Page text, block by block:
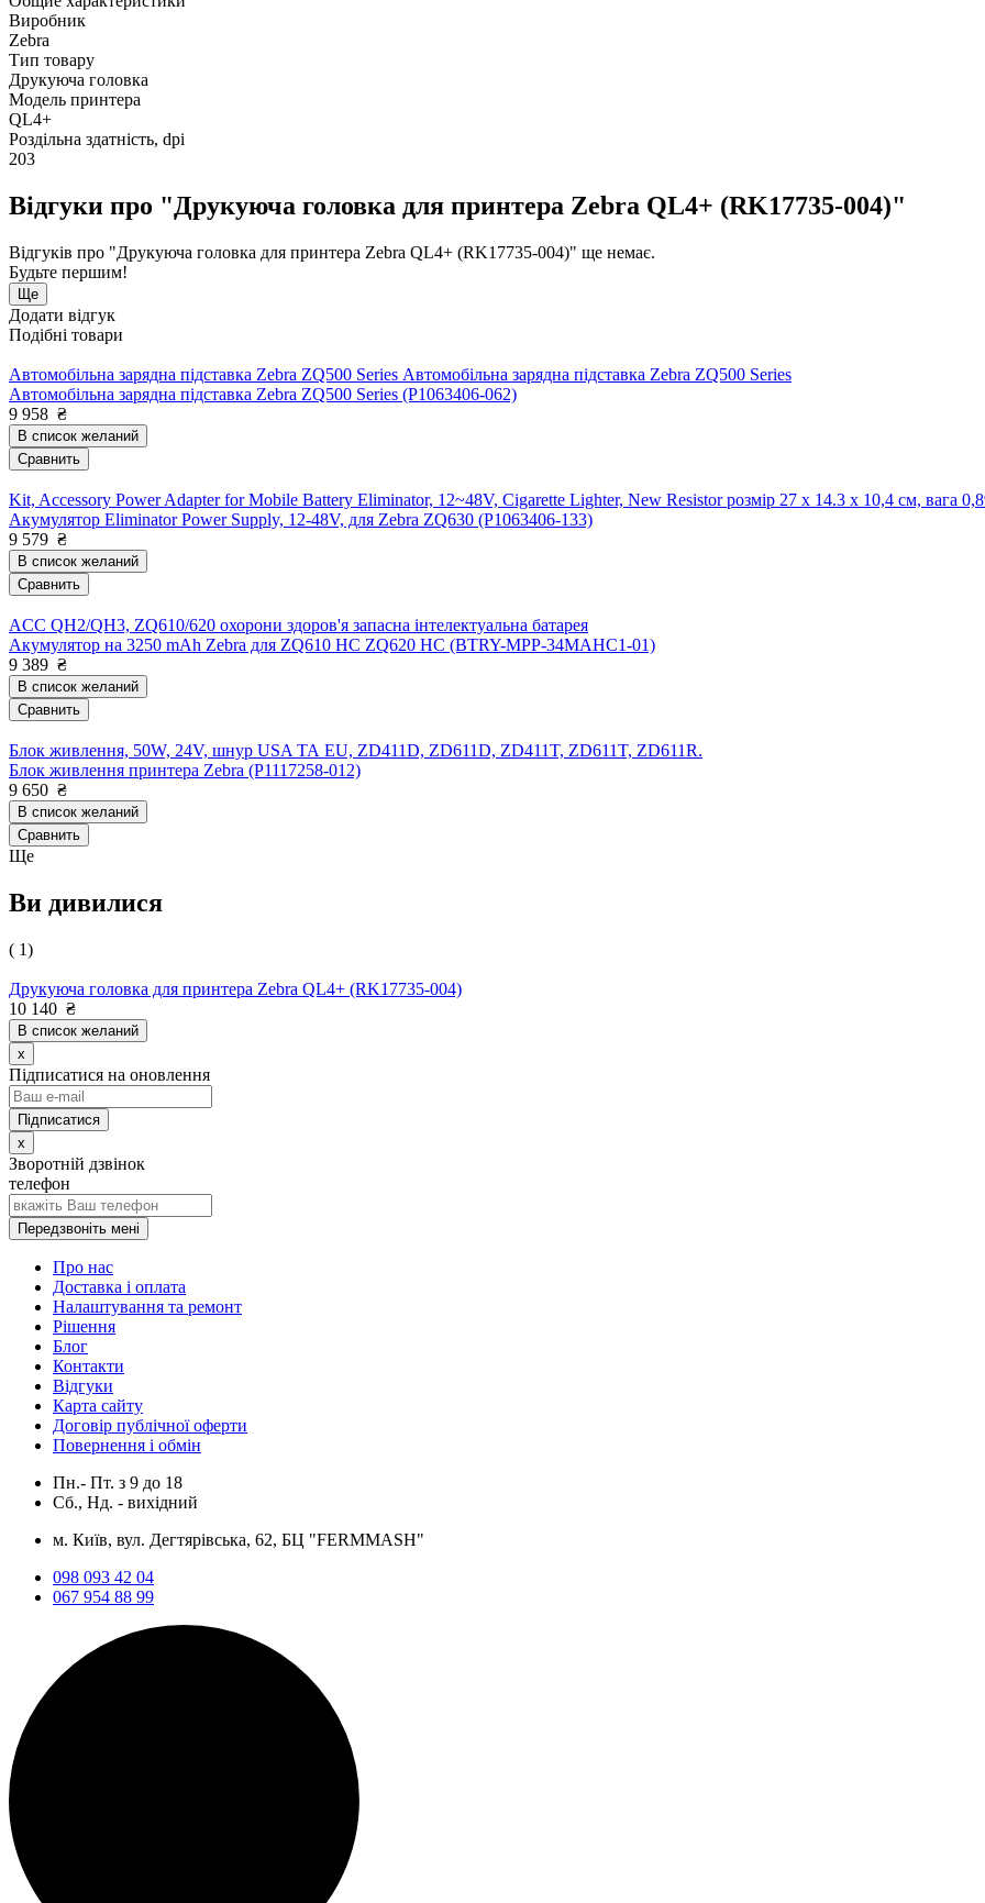
Виробник
Zebra
Тип товару
Друкуюча головка
Модель принтера
QL4+
Роздільна здатність, dpi
203
Відгуки про "Друкуюча головка для принтера Zebra QL4+ (RK17735-004)"
Відгуків про "Друкуюча головка для принтера Zebra QL4+ (RK17735-004)" ще немає.
Будьте першим!
Ще
Додати відгук
Подібні товари
Автомобільна зарядна підставка Zebra ZQ500 Series Автомобільна зарядна підставка Zebra ZQ500 Series
Автомобільна зарядна підставка Zebra ZQ500 Series (P1063406-062)
9 958 ₴
В список желаний
Сравнить
Kit, Accessory Power Adapter for Mobile Battery Eliminator, 12~48V, Cigarette Lighter, New Resistor розмір 27 x 14.3 x 10,4 см, вага
Акумулятор Eliminator Power Supply, 12-48V, для Zebra ZQ630 (P1063406-133)
9 579 ₴
В список желаний
Сравнить
ACC QH2/QH3, ZQ610/620 охорони здоров'я запасна інтелектуальна батарея
Акумулятор на 3250 mAh Zebra для ZQ610 HC ZQ620 HC (BTRY-MPP-34MAHC1-01)
9 389 ₴
В список желаний
Сравнить
Блок живлення, 50W, 24V, шнур USA ТА EU, ZD411D, ZD611D, ZD411T, ZD611T, ZD611R.
Блок живлення принтера Zebra (P1117258-012)
9 650 ₴
В список желаний
Сравнить
Ще
Ви дивилися
( 1)
Друкуюча головка для принтера Zebra QL4+ (RK17735-004)
10 140 ₴
В список желаний
x
Підписатися на оновлення
x
Зворотній дзвінок
телефон
Передзвоніть мені
Про нас
Доставка і оплата
Налаштування та ремонт
Рішення
Блог
Контакти
Відгуки
Карта сайту
Договір публічної оферти
Повернення і обмін
Пн.- Пт. з 9 до 18
Сб., Нд. - вихідний
м. Київ, вул. Дегтярівська, 62, БЦ "FERMMASH"
098 093 42 04
067 954 88 99